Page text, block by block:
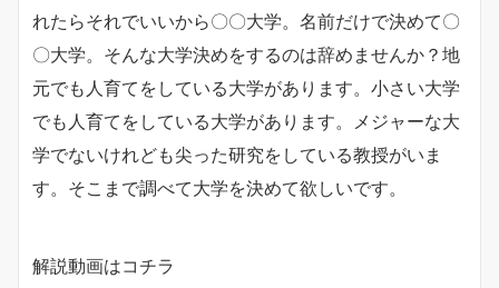
れたらそれでいいから〇〇大学。名前だけで決めて〇
〇大学。そんな大学決めをするのは辞めませんか？地
元でも人育てをしている大学があります。小さい大学
でも人育てをしている大学があります。メジャーな大
学でないけれども尖った研究をしている教授がいま
す。そこまで調べて大学を決めて欲しいです。
解説動画はコチラ